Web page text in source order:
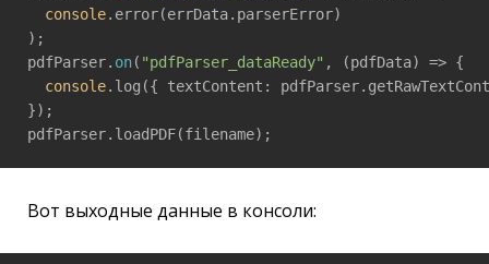
console.error(errData.parserError)
);
pdfParser. on( "pdfParser_dataReady" , (pdfData) => {
console.log({ textContent:
});
pdfParser.loadPDF(filename);
Вот выходные данные в консоли: